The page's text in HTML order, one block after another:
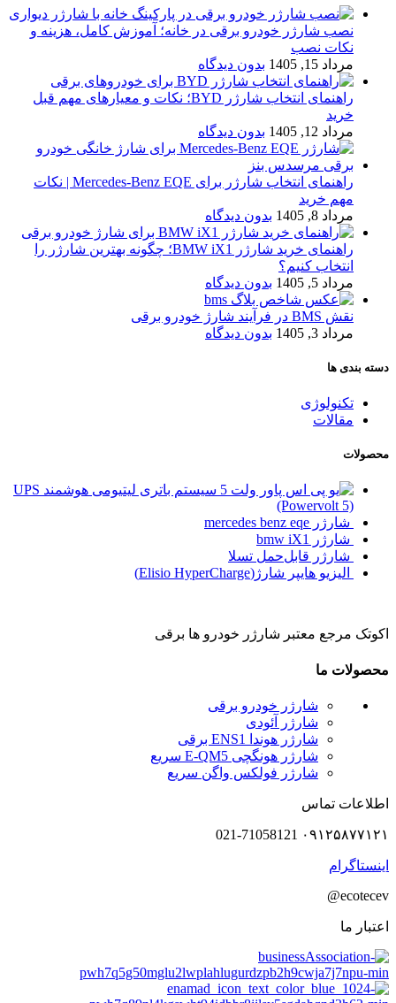
نصب شارژر خودرو برقی در خانه؛ آموزش کامل، هزینه و
نکات نصب
مرداد 15, 1405
بدون دیدگاه
راهنمای انتخاب شارژر BYD؛ نکات و معیارهای مهم قبل
خرید
مرداد 12, 1405
بدون دیدگاه
راهنمای انتخاب شارژر برای Mercedes-Benz EQE | نکات
مهم خرید
مرداد 8, 1405
بدون دیدگاه
راهنمای خرید شارژر BMW iX1؛ چگونه بهترین شارژر را
انتخاب کنیم؟
مرداد 5, 1405
بدون دیدگاه
نقش BMS در فرآیند شارژ خودرو برقی
مرداد 3, 1405
بدون دیدگاه
دسته بندی ها
تکنولوژی
مقالات
محصولات
سیستم باتری لیتیومی هوشمند UPS
(Powervolt 5)
شارژر mercedes benz eqe
شارژر bmw iX1
شارژر قابل‌حمل تسلا
الیزیو هایپر شارژ(Elisio HyperCharge)
اکوتک مرجع معتبر شارژر خودرو ها برقی
محصولات ما
شارژر خودرو برقی
شارژر آئودی
شارژر هوندا ENS1 برقی
شارژر هونگچی E-QM5 سریع
شارژر فولکس واگن سریع
اطلاعات تماس
۰۹۱۲۵۸۷۷۱۲۱ 021-71058121
اینستاگرام
ecotecev@
اعتبار ما